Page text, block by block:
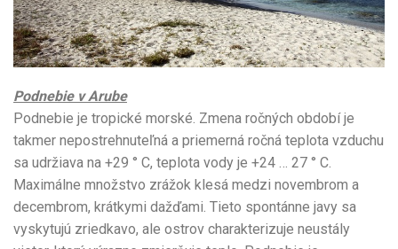
Podnebie v Arube
Podnebie je tropické morské. Zmena ročných období je
takmer nepostrehnuteľná a priemerná ročná teplota vzduchu
sa udržiava na +29 ° C, teplota vody je +24 … 27 ° C.
Maximálne množstvo zrážok klesá medzi novembrom a
decembrom, krátkymi dažďami. Tieto spontánne javy sa
vyskytujú zriedkavo, ale ostrov charakterizuje neustály